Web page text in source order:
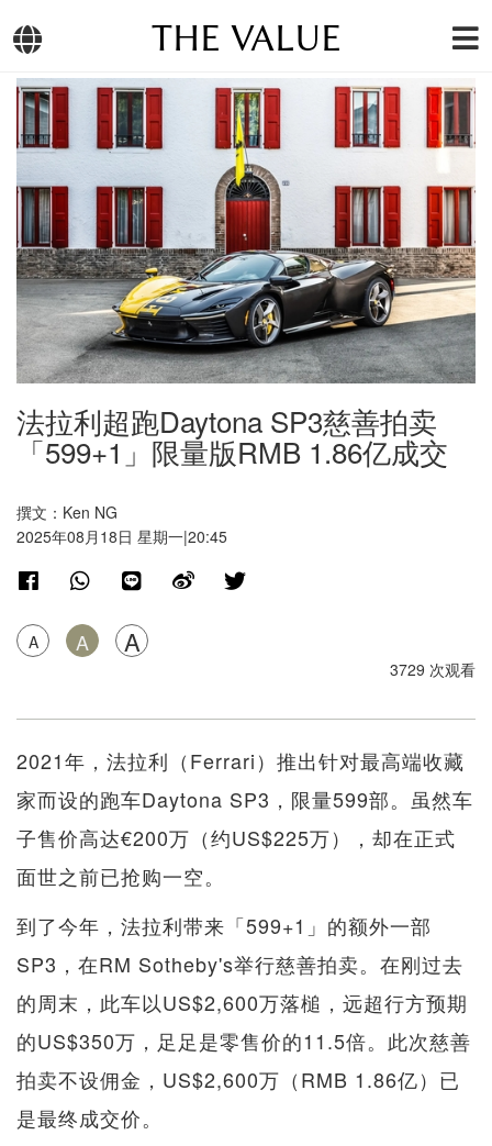
THE VALUE
法拉利超跑Daytona SP3慈善拍卖
「599+1」限量版RMB 1.86亿成交
撰文：Ken NG
2025年08月18日 星期一|20:45
A A A
3729 次观看
2021年，法拉利（Ferrari）推出针对最高端收藏
家而设的跑车Daytona SP3，限量599部。虽然车
子售价高达€200万（约US$225万），却在正式
面世之前已抢购一空。
到了今年，法拉利带来「599+1」的额外一部
SP3，在RM Sotheby's举行慈善拍卖。在刚过去
的周末，此车以US$2,600万落槌，远超行方预期
的US$350万，足足是零售价的11.5倍。此次慈善
拍卖不设佣金，US$2,600万（RMB 1.86亿）已
是最终成交价。